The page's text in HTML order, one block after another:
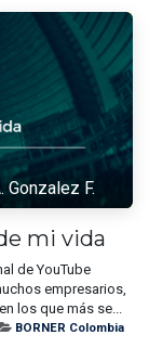
Gonzalez F.
mi vida
de YouTube
empresarios,
los que más se...
BORNER Colombia